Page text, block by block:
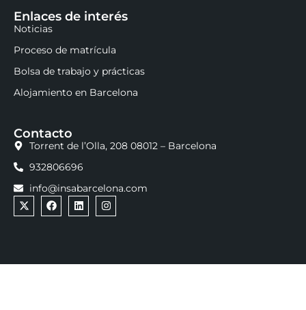
Enlaces de interés
Noticias
Proceso de matrícula
Bolsa de trabajo y prácticas
Alojamiento en Barcelona
Contacto
Torrent de l’Olla, 208 08012 – Barcelona
932806696
info@insabarcelona.com